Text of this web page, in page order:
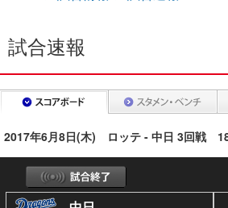
試合速報
2017年6月8日(木) ロッテ - 中日 3回戦